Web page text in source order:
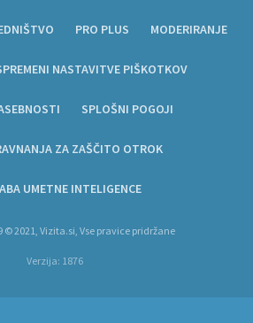
PRO PLUS MODERIRANJE
NASTAVITVE PIŠKOTKOV
SPLOŠNI POGOJI
ZA ZAŠČITO OTROK
UMETNE INTELIGENCE
© 2021, Vizita.si, Vse pravice pridržane
Verzija: 1876